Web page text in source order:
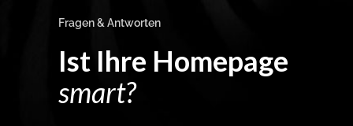
Fragen & Antworten
Ist Ihre Homepage
smart?